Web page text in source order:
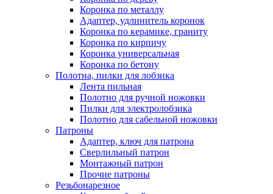
Коронка по металлу
Адаптер, удлинитель коронок
Коронка по керамике, граниту
Коронка по кирпичу
Коронка универсальная
Коронка по бетону
Полотна, пилки для лобзика
Лента пильная
Полотно для ручной ножовки
Пилки для электролобзика
Полотно для сабельной ножовки
Патроны
Адаптер, ключ для патрона
Сверлильный патрон
Монтажный патрон
Прочие патроны
Резьбонарезное